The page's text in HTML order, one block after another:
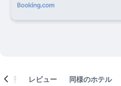
概要 レビュー 同様のホテル